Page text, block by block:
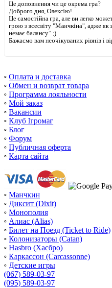
Це доповнення чи це окрема гра?
Доброго дня, Олексію!
Це самостійна гра, але ви легко
грою з всесвіту "Манчкіна", адже як
немає балансу" ;)
Бажаємо вам неочікуваних рівнів і
◦ Оплата и доставка
◦ Обмен и возврат товара
◦ Программа лояльности
◦ Мой заказ
◦ Вакансии
◦ Клуб Ігромаг
◦ Блог
◦ Форум
◦ Публичная оферта
◦ Карта сайта
◦ Манчкин
◦ Диксит (Dixit)
◦ Монополия
◦ Алиас (Alias)
◦ Билет на Поезд (Ticket to Ride)
◦ Колонизаторы (Catan)
◦ Hasbro (Хасбро)
◦ Каркассон (Carcassonne)
◦ Детские игры
(067) 589-03-97
(095) 589-03-97